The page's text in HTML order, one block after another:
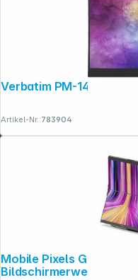
Artikel-Nr.:783904
Mobile Pixels Geminos X 24"
Bildschirmerweiterung